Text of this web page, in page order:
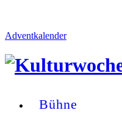
Adventkalender
Bühne